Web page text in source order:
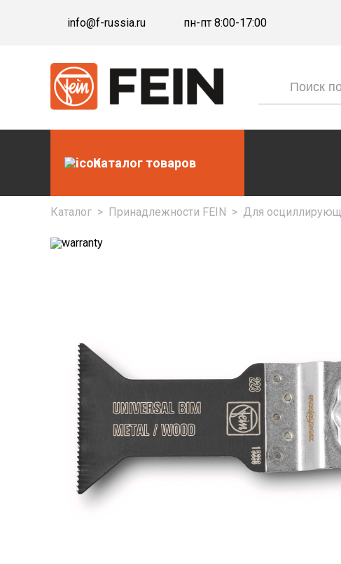
info@f-russia.ru пн-пт 8:00-17:00
Каталог товаров
Каталог > Принадлежности FEIN > Для